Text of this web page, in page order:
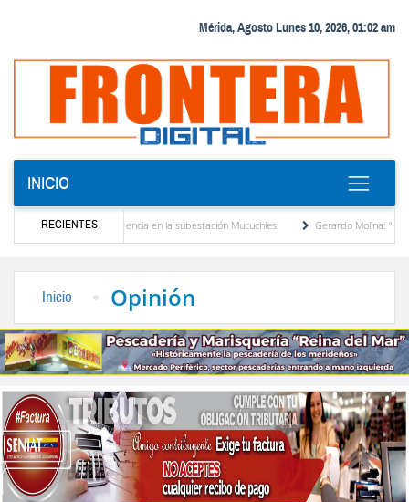
Mérida, Agosto Lunes 10, 2026, 01:02 am
INICIO
RECIENTES
de potencia en la subestación Mucuchies
Gerardo Molina: “El
Inicio Opinión